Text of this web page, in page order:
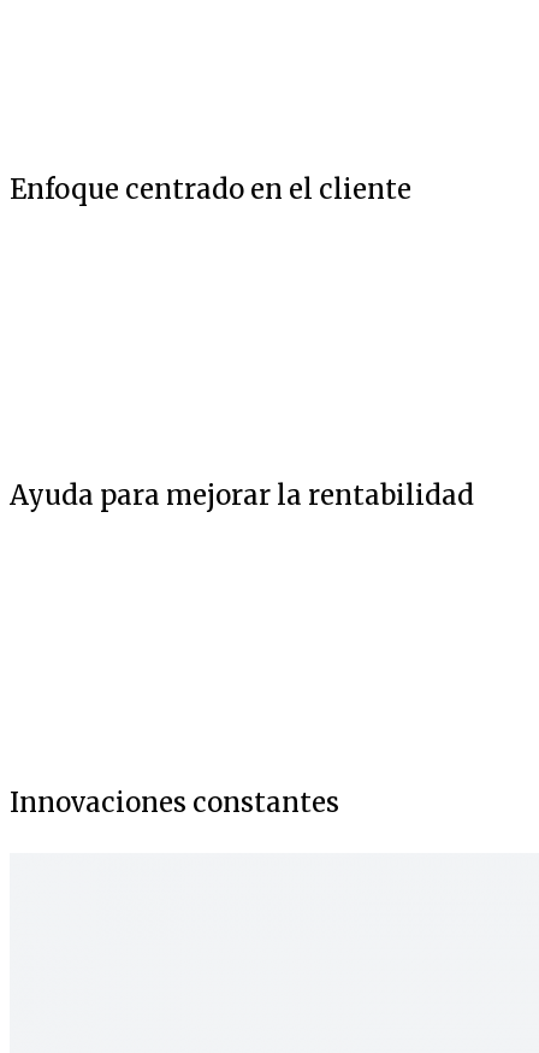
Enfoque centrado en el cliente
Ayuda para mejorar la rentabilidad
Innovaciones constantes